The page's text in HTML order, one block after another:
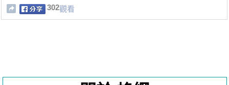
302觀看